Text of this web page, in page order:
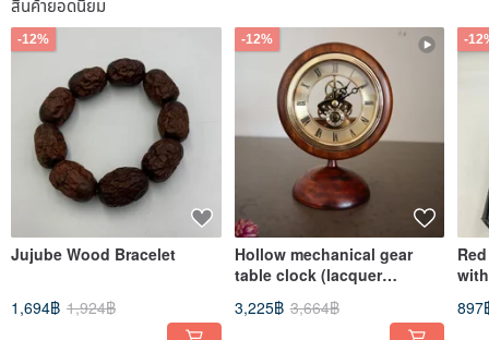
สินค้ายอดนิยม
-12%
Jujube Wood Bracelet
1,694฿ 1,924฿
-12%
Hollow mechanical gear
table clock (lacquer
coating)
3,225฿ 3,664฿
-
897